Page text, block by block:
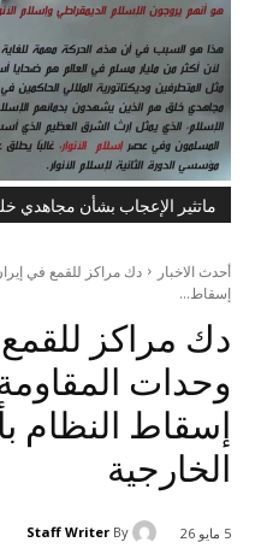
ماتثير الإعجاب بشأن مجاهدي
أحدث الاخبار
دك مراكز للقمع في
إسقاط...
دك مراكز
وحدات
إسقاط النظام
الخارجية
5 مايو 26 By
Staff Writer